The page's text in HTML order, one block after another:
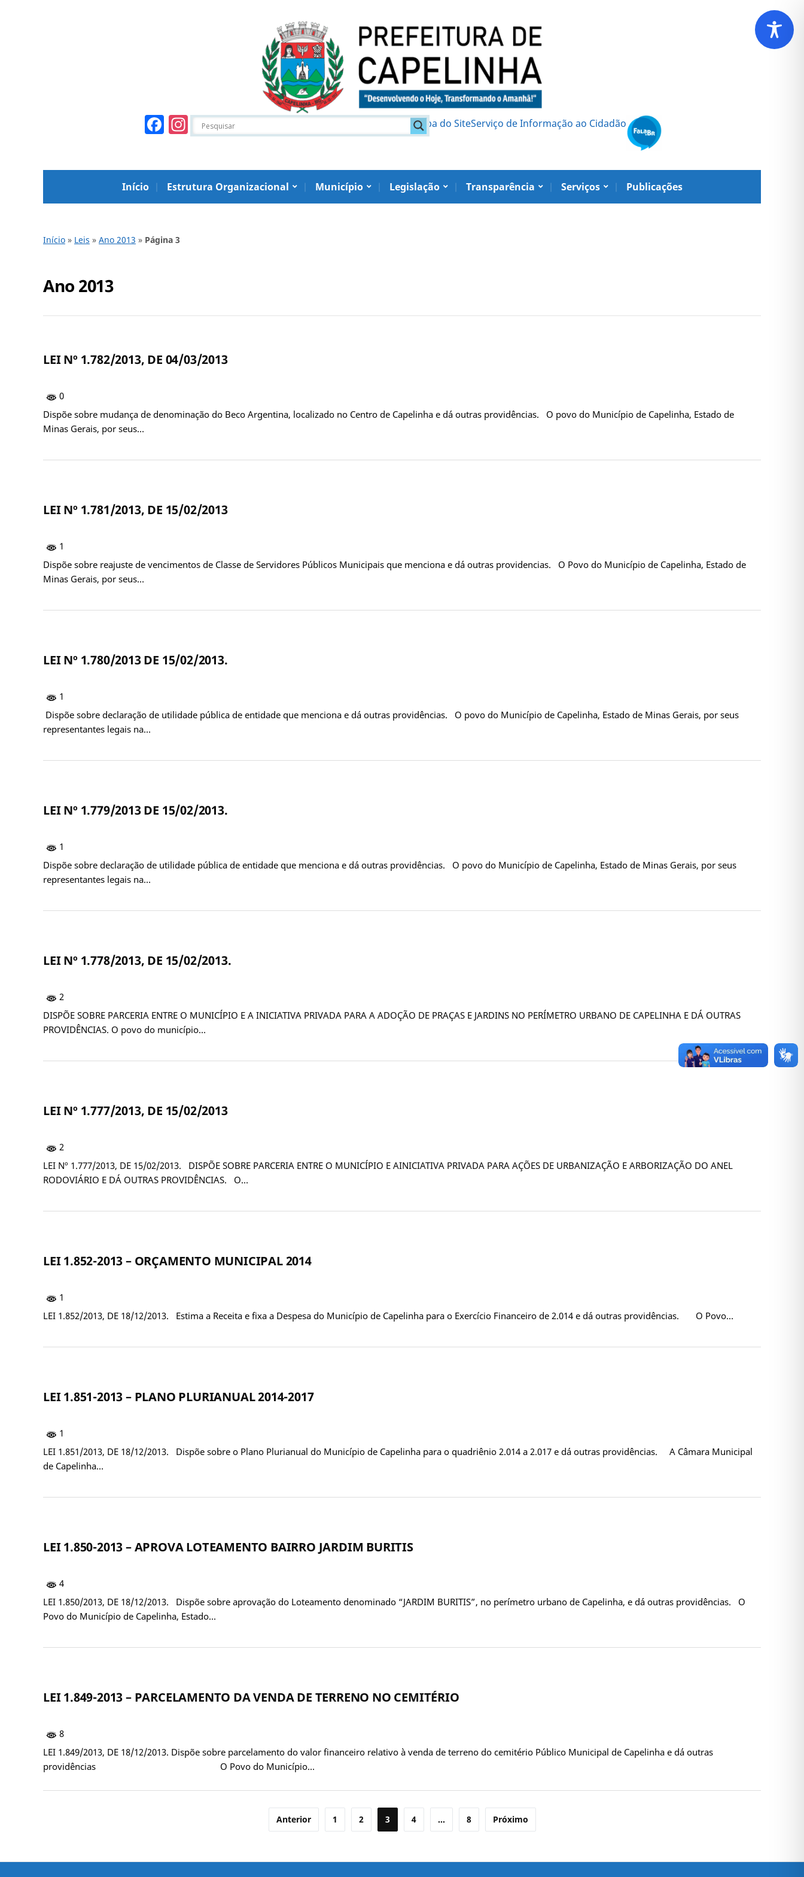
Facebook
Instagram Mapa do SiteServiço de Informação ao Cidadão
Início Estrutura Organizacional Município Legislação Transparência Serviços Publicações
Início » Leis » Ano 2013 » Página 3
Ano 2013
LEI Nº 1.782/2013, DE 04/03/2013
0
Dispõe sobre mudança de denominação do Beco Argentina, localizado no Centro de Capelinha e dá outras providências. O povo do Município de Capelinha, Estado de
Minas Gerais, por seus…
LEI Nº 1.781/2013, DE 15/02/2013
1
Dispõe sobre reajuste de vencimentos de Classe de Servidores Públicos Municipais que menciona e dá outras providencias. O Povo do Município de Capelinha, Estado de
Minas Gerais, por seus…
LEI Nº 1.780/2013 DE 15/02/2013.
1
Dispõe sobre declaração de utilidade pública de entidade que menciona e dá outras providências. O povo do Município de Capelinha, Estado de Minas Gerais, por seus
representantes legais na…
LEI Nº 1.779/2013 DE 15/02/2013.
1
Dispõe sobre declaração de utilidade pública de entidade que menciona e dá outras providências. O povo do Município de Capelinha, Estado de Minas Gerais, por seus
representantes legais na…
LEI Nº 1.778/2013, DE 15/02/2013.
2
DISPÕE SOBRE PARCERIA ENTRE O MUNICÍPIO E A INICIATIVA PRIVADA PARA A ADOÇÃO DE PRAÇAS E JARDINS NO PERÍMETRO URBANO DE CAPELINHA E DÁ OUTRAS
PROVIDÊNCIAS. O povo do município…
LEI Nº 1.777/2013, DE 15/02/2013
2
LEI Nº 1.777/2013, DE 15/02/2013. DISPÕE SOBRE PARCERIA ENTRE O MUNICÍPIO E AINICIATIVA PRIVADA PARA AÇÕES DE URBANIZAÇÃO E ARBORIZAÇÃO DO ANEL
RODOVIÁRIO E DÁ OUTRAS PROVIDÊNCIAS. O…
LEI 1.852-2013 – ORÇAMENTO MUNICIPAL 2014
1
LEI 1.852/2013, DE 18/12/2013. Estima a Receita e fixa a Despesa do Município de Capelinha para o Exercício Financeiro de 2.014 e dá outras providências. O Povo…
LEI 1.851-2013 – PLANO PLURIANUAL 2014-2017
1
LEI 1.851/2013, DE 18/12/2013. Dispõe sobre o Plano Plurianual do Município de Capelinha para o quadriênio 2.014 a 2.017 e dá outras providências. A Câmara Municipal
de Capelinha…
LEI 1.850-2013 – APROVA LOTEAMENTO BAIRRO JARDIM BURITIS
4
LEI 1.850/2013, DE 18/12/2013. Dispõe sobre aprovação do Loteamento denominado “JARDIM BURITIS”, no perímetro urbano de Capelinha, e dá outras providências. O
Povo do Município de Capelinha, Estado…
LEI 1.849-2013 – PARCELAMENTO DA VENDA DE TERRENO NO CEMITÉRIO
8
LEI 1.849/2013, DE 18/12/2013. Dispõe sobre parcelamento do valor financeiro relativo à venda de terreno do cemitério Público Municipal de Capelinha e dá outras
providências O Povo do Município…
posts
Anterior 1 2 3 4 … 8 Próximo